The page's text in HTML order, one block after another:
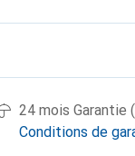
24 mois Garantie
Conditions de